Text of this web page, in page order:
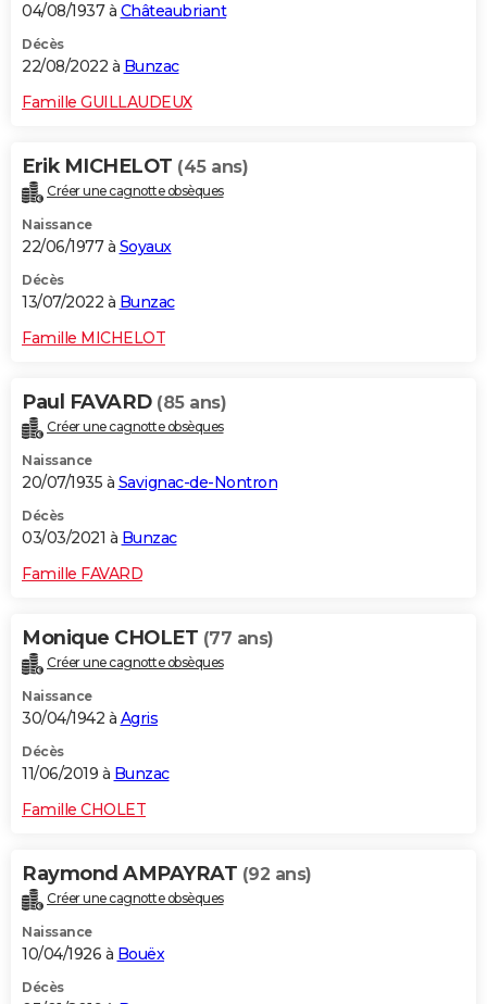
04/08/1937 à Châteaubriant
Décès
22/08/2022 à Bunzac
Famille GUILLAUDEUX
Erik MICHELOT (45 ans)
Créer une cagnotte obsèques
Naissance
22/06/1977 à Soyaux
Décès
13/07/2022 à Bunzac
Famille MICHELOT
Paul FAVARD (85 ans)
Créer une cagnotte obsèques
Naissance
20/07/1935 à Savignac-de-Nontron
Décès
03/03/2021 à Bunzac
Famille FAVARD
Monique CHOLET (77 ans)
Créer une cagnotte obsèques
Naissance
30/04/1942 à Agris
Décès
11/06/2019 à Bunzac
Famille CHOLET
Raymond AMPAYRAT (92 ans)
Créer une cagnotte obsèques
Naissance
10/04/1926 à Bouëx
Décès